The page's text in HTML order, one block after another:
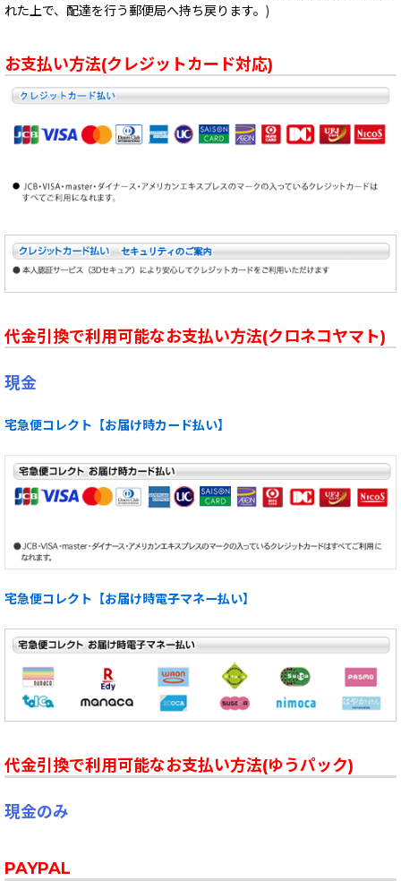
れた上で、配達を行う郵便局へ持ち戻ります。)
お支払い方法(クレジットカード対応)
代金引換で利用可能なお支払い方法(クロネコヤマト)
現金
宅急便コレクト【お届け時カード払い】
宅急便コレクト【お届け時電子マネー払い】
代金引換で利用可能なお支払い方法(ゆうパック)
現金のみ
PAYPAL